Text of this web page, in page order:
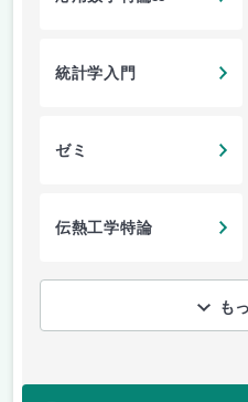
統計学入門
ゼミ
伝熱工学特論
も